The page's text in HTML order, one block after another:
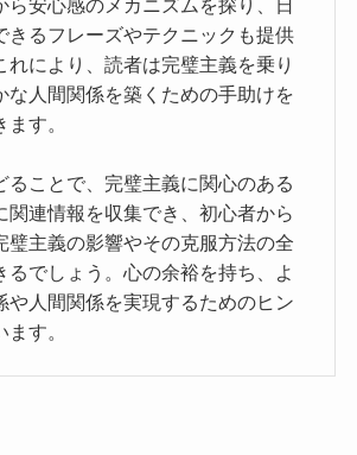
ら安心感のメカニズムを探り、日
きるフレーズやテクニックも提供
れにより、読者は完璧主義を乗り
な人間関係を築くための手助けを
す。
ることで、完璧主義に関心のある
関連情報を収集でき、初心者から
璧主義の影響やその克服方法の全
るでしょう。心の余裕を持ち、よ
や人間関係を実現するためのヒン
す。